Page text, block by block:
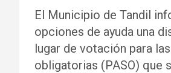
El Municipio de Tandil
opciones de ayuda una
lugar de votación para
obligatorias (PASO) que